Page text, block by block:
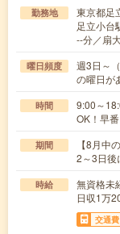
勤務地
東京都足
足立小台
--分／扇
曜日頻度
週3日～
の曜日が
時間
9:00～
OK！早
期間
【8月中
2～3日後
時給
無資格
日収1万
交通費